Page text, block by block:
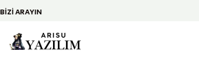
BİZİ ARAYIN